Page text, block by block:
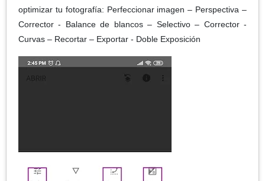
optimizar tu fotografía: Perfeccionar imagen – Perspectiva –
Corrector - Balance de blancos – Selectivo – Corrector -
Curvas – Recortar – Exportar - Doble Exposición